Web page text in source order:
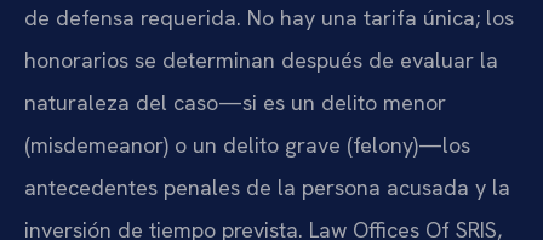
de defensa requerida. No hay una tarifa única; los
honorarios se determinan después de evaluar la
naturaleza del caso—si es un delito menor
(misdemeanor) o un delito grave (felony)—los
antecedentes penales de la persona acusada y la
inversión de tiempo prevista. Law Offices Of SRIS,